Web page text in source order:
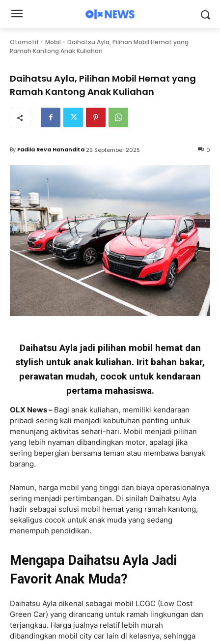
Otomotif Mobil
Daihatsu Ayla, Pilihan Mobil Hemat yang
Ramah Kantong Anak Kuliahan
Daihatsu Ayla, Pilihan Mobil Hemat yang
Ramah Kantong Anak Kuliahan
0
By Fadila Reva Hanandita 29 September 2025
Daihatsu Ayla jadi pilihan mobil hemat dan
stylish untuk anak kuliahan. Irit bahan bakar,
perawatan mudah, cocok untuk kendaraan
pertama mahasiswa.
OLX News – Bagi anak kuliahan, memiliki kendaraan
pribadi sering kali menjadi kebutuhan penting untuk
menunjang aktivitas sehari-hari. Mobil menjadi pilihan
yang lebih nyaman dibandingkan motor, apalagi jika
sering bepergian bersama teman atau membawa banyak
barang.
Namun, harga mobil yang tinggi dan biaya operasionalnya
sering menjadi pertimbangan. Di sinilah Daihatsu Ayla
hadir sebagai solusi mobil hemat yang ramah kantong,
sekaligus cocok untuk anak muda yang sedang
menempuh pendidikan.
Mengapa Daihatsu Ayla Jadi
Favorit Anak Muda?
Daihatsu Ayla dikenal sebagai mobil LCGC (Low Cost
Green Car) yang dirancang untuk ramah lingkungan dan
terjangkau. Harga jualnya relatif lebih murah
dibandingkan mobil city car lain di kelasnya, sehingga